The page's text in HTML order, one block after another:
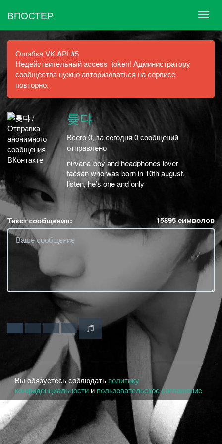
ВПОСТЕР
Ошибка VK API #5
Недействительный access_token! Администратору
сообщества нужно авторизоваться на сервисе
повторно.
륮댜
Всего 0, за сегодня 0 сообщений
отправлено
nirvana-boy and headphones lover
taesan who was born in 10th august.
listen, he’s one and only
Текст сообщения: 15895символов
Вы обязуетесь соблюдать политику
конфиденциальности и пользовательское соглашение